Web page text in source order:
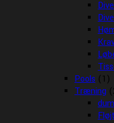
Pools (1)
Træning